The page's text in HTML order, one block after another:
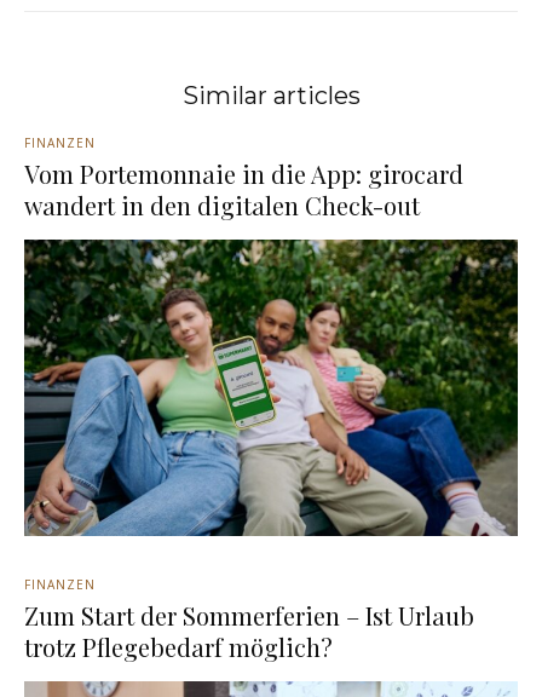
Similar articles
FINANZEN
Vom Portemonnaie in die App: girocard
wandert in den digitalen Check-out
FINANZEN
Zum Start der Sommerferien – Ist Urlaub
trotz Pflegebedarf möglich?